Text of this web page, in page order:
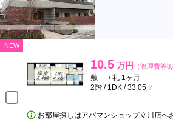
NEW
10.5 万円 （管理費等
敷 － / 礼 1ヶ月
2階 / 1DK / 33.05㎡
お部屋探しはアパマンショップ立川店へ